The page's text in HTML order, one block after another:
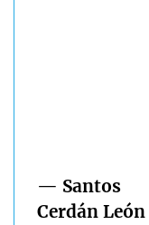
— Santos
Cerdán León